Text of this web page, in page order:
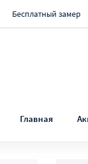
Бесплатный замер
Главная